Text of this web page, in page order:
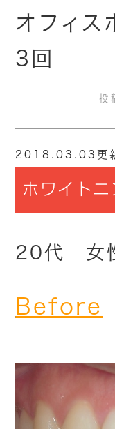
オフィ
3回
投
2018.03.03更
ホワイトニ
20代 女
Before